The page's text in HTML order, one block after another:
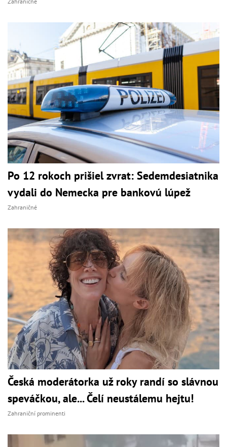
Po 12 rokoch prišiel zvrat: Sedemdesiatnika
vydali do Nemecka pre bankovú lúpež
Zahraničné
Česká moderátorka už roky randí so slávnou
speváčkou, ale... Čelí neustálemu hejtu!
Zahraniční prominenti